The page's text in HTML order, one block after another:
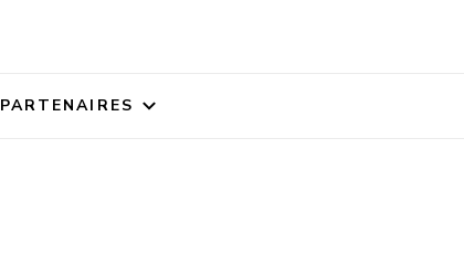
PARTENAIRES